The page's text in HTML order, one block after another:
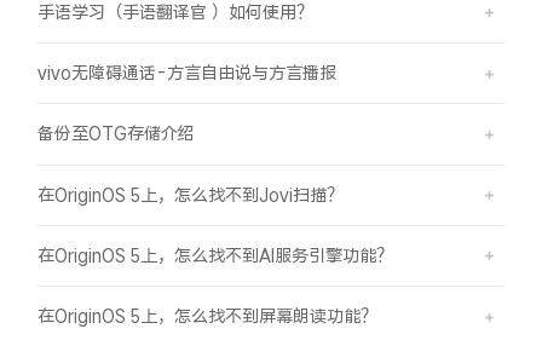
手语学习（手语翻译官 ）如何使用？
vivo无障碍通话-方言自由说与方言播报
备份至OTG存储介绍
在OriginOS 5上，怎么找不到Jovi扫描？
在OriginOS 5上，怎么找不到AI服务引擎功能？
在OriginOS 5上，怎么找不到屏幕朗读功能？